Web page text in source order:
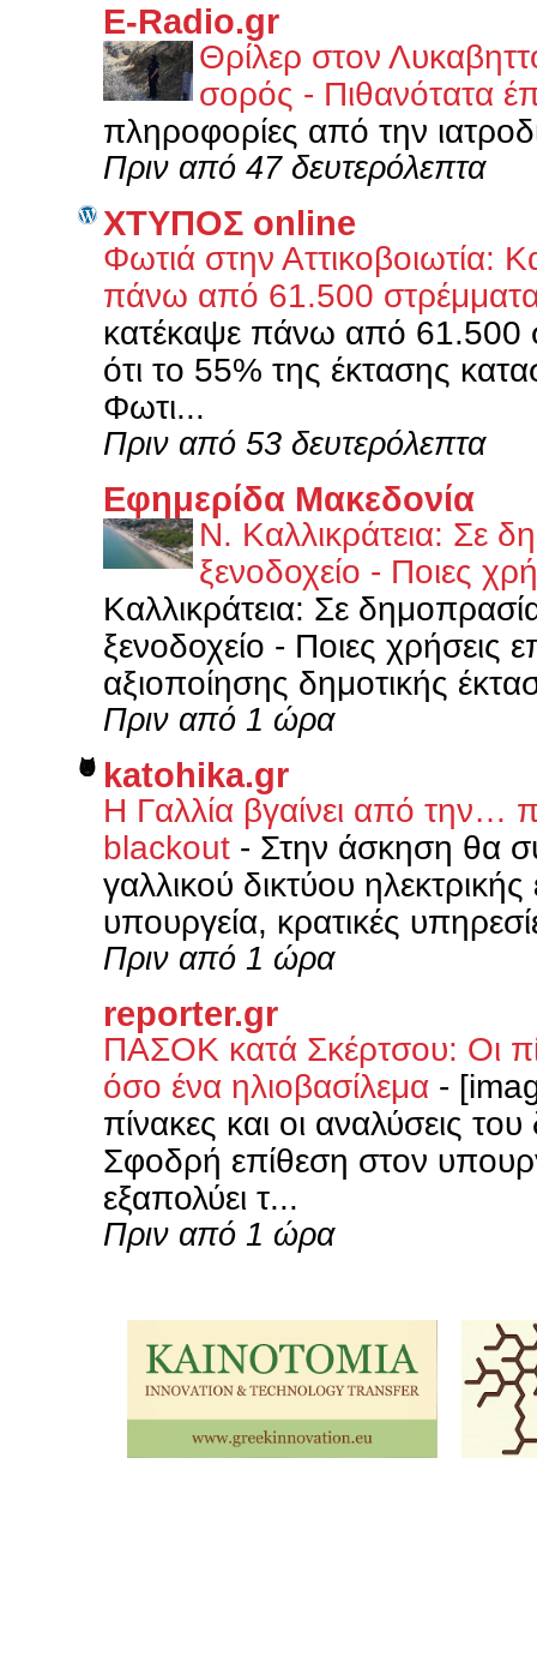
E-Radio.gr
Θρίλερ στον
σορός - Πιθανότατα
πληροφορίες από την
Πριν από 47 δευτερόλεπτα
XΤΥΠΟΣ online
Φωτιά στην Αττικοβοιωτία:
πάνω από 61.500
κατέκαψε πάνω από 61.500
ότι το 55% της έκτασης
Φωτι...
Πριν από 53 δευτερόλεπτα
Εφημερίδα Μακεδονία
Ν. Καλλικράτεια: Σε
ξενοδοχείο - Ποιες
Καλλικράτεια: Σε
ξενοδοχείο - Ποιες χρήσεις
αξιοποίησης δημοτικής
Πριν από 1 ώρα
katohika.gr
Η Γαλλία βγαίνει από την…
blackout - Στην άσκηση θα
γαλλικού δικτύου
υπουργεία, κρατικές
Πριν από 1 ώρα
reporter.gr
ΠΑΣΟΚ κατά Σκέρτσου: Οι
όσο ένα ηλιοβασίλεμα -
πίνακες και οι αναλύσεις
Σφοδρή επίθεση στον
εξαπολύει τ...
Πριν από 1 ώρα